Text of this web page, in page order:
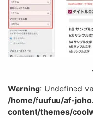
Warning: Undefined
/home/fuufuu/af-
content/themes/